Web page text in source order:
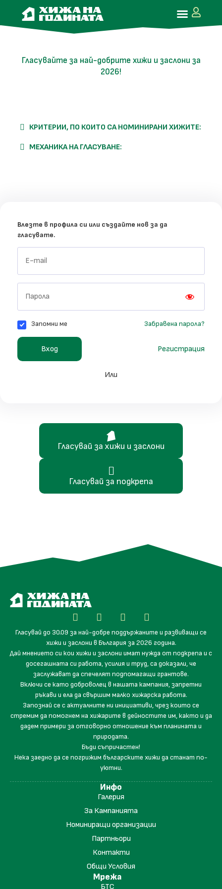
Гласувайте за най-добрите хижи и заслони за
2026!
КРИТЕРИИ, ПО КОИТО СА НОМИНИРАНИ ХИЖИТЕ:
МЕХАНИКА НА ГЛАСУВАНЕ:
Влезте в профила си или създайте нов за да
гласувате.
Запомни ме Забравена парола?
Вход Регистрация
Или
Гласувай за хижи и заслони
Гласувай за подкрепа
Гласувай до 30.09 за най-добре поддържаните и развиващи се
хижи и заслони в България за 2026 година.
Дай мнението си кои хижи и заслони имат нужда от подкрепа и с
досегашната си работа, усилия и труд, са доказали, че
заслужават да спечелят подпомагащи грантове.
Включи се като доброволец в нашата кампания, запретни
ръкави и ела да свършим малко хижарска работа.
Запознай се с актуалните ни инициативи, чрез които се
стремим да помогнем на хижарите в дейностите им, както и да
дадем примери за отговорно отношение към планината и
природата.
Бъди съпричастен!
Нека заедно да се погрижим българските хижи да станат по-
уютни.
Инфо
Галерия
За Кампанията
Номиниращи организации
Партньори
Контакти
Общи Условия
Мрежа
БТС